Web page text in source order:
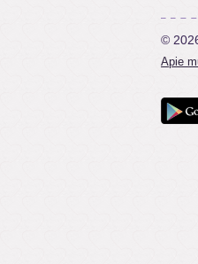
©
Apie